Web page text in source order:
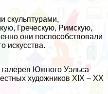
скульптурами,
Греческую, Римскую,
они поспособствовали
искусства.
Южного Уэльса
художников XIX – XX